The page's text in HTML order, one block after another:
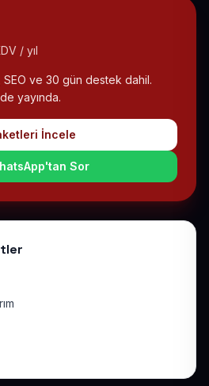
/ yıl
SEO ve 30 gün destek dahil.
yayında.
İncele
Sor